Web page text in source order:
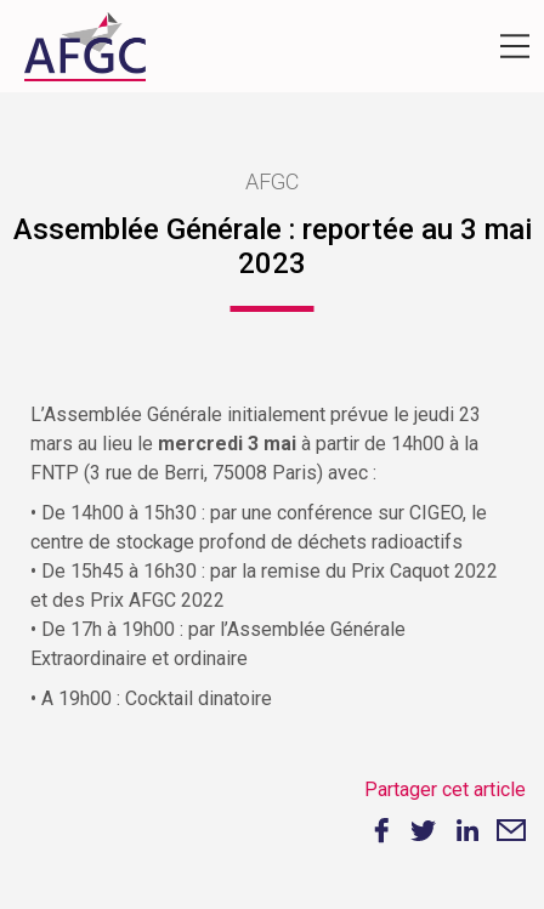
AFGC
Assemblée Générale : reportée au 3 mai
2023
L’Assemblée Générale initialement prévue le jeudi 23
mars au lieu le mercredi 3 mai à partir de 14h00 à la
FNTP (3 rue de Berri, 75008 Paris) avec :
• De 14h00 à 15h30 : par une conférence sur CIGEO, le
centre de stockage profond de déchets radioactifs
• De 15h45 à 16h30 : par la remise du Prix Caquot 2022
et des Prix AFGC 2022
• De 17h à 19h00 : par l’Assemblée Générale
Extraordinaire et ordinaire
• A 19h00 : Cocktail dinatoire
Partager cet article